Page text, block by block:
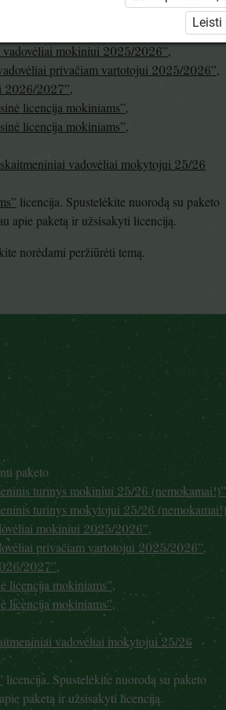
turinys mokiniui 25/26
turinys mokytojui 25/26
vadovėliai mokiniui 2025/2026”,
privačiam vartotojui 2025/2026”,
2026/2027”,
licencija mokiniams”,
licencija mokiniams”,
vadovėliai mokytojui 25/26
licencija. Spustelėkite nuorodą su paketo
apie paketą ir užsisakyti licenciją.
norėdami peržiūrėti temą.
paketo
turinys mokiniui 25/26 (nemokamai!)”
turinys mokytojui 25/26
mokiniui 2025/2026”,
privačiam vartotojui 2025/2026”,
2027”,
licencija mokiniams”,
licencija mokiniams”,
vadovėliai mokytojui 25/26
licencija. Spustelėkite nuorodą su paketo
paketą ir užsisakyti licenciją.
Leisti